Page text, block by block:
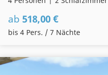
ab 518,00 €
bis 4 Pers. / 7 Nächte